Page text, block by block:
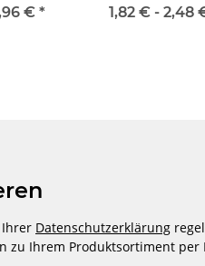
€ *
1,82 € - 2,48
Datenschutzerklärung
Ihrem Produktsortiment per